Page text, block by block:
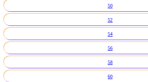
50
52
54
56
58
60